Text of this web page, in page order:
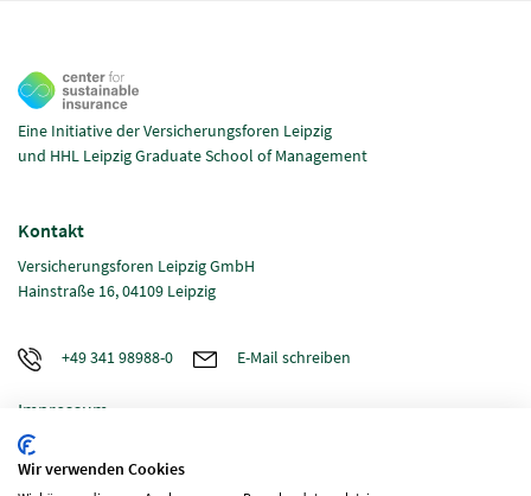
Eine Initiative der Versicherungsforen Leipzig
und HHL Leipzig Graduate School of Management
Kontakt
Versicherungsforen Leipzig GmbH
Hainstraße 16, 04109 Leipzig
+49 341 98988-0 E-Mail schreiben
Impressum
Datenschutz
Wir verwenden Cookies